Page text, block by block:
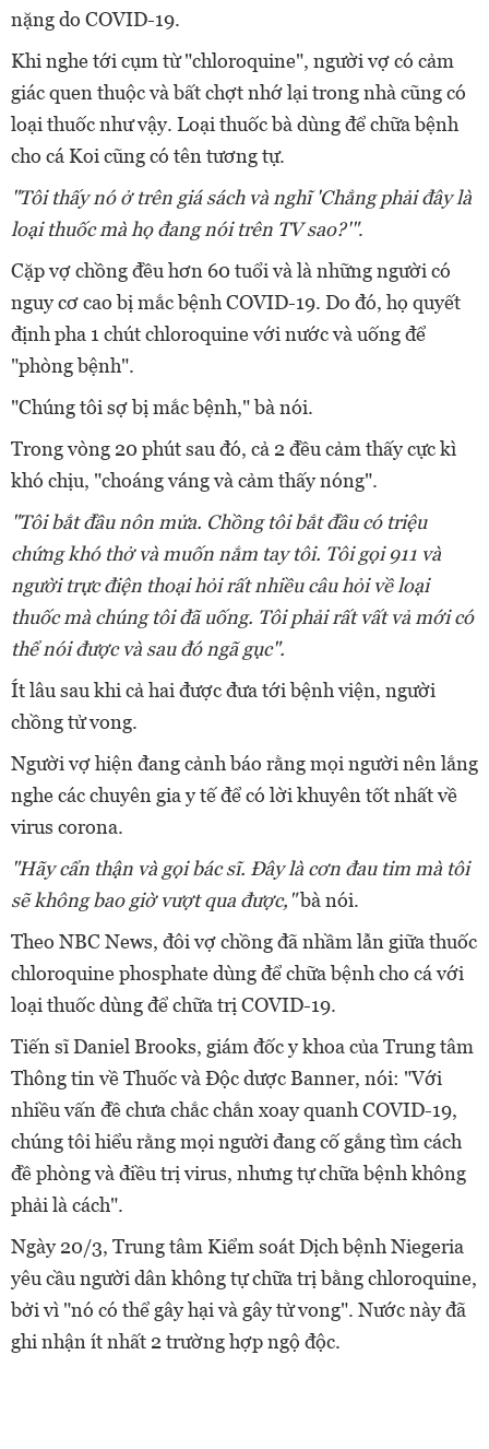
nặng do COVID-19.
Khi nghe tới cụm từ "chloroquine", người vợ có cảm
giác quen thuộc và bất chợt nhớ lại trong nhà cũng có
loại thuốc như vậy. Loại thuốc bà dùng để chữa bệnh
cho cá Koi cũng có tên tương tự.
"Tôi thấy nó ở trên giá sách và nghĩ 'Chẳng phải đây là
loại thuốc mà họ đang nói trên TV sao?'".
Cặp vợ chồng đều hơn 60 tuổi và là những người có
nguy cơ cao bị mắc bệnh COVID-19. Do đó, họ quyết
định pha 1 chút chloroquine với nước và uống để
"phòng bệnh".
"Chúng tôi sợ bị mắc bệnh," bà nói.
Trong vòng 20 phút sau đó, cả 2 đều cảm thấy cực kì
khó chịu, "choáng váng và cảm thấy nóng".
"Tôi bắt đầu nôn mửa. Chồng tôi bắt đầu có triệu
chứng khó thở và muốn nắm tay tôi. Tôi gọi 911 và
người trực điện thoại hỏi rất nhiều câu hỏi về loại
thuốc mà chúng tôi đã uống. Tôi phải rất vất vả mới có
thể nói được và sau đó ngã gục".
Ít lâu sau khi cả hai được đưa tới bệnh viện, người
chồng tử vong.
Người vợ hiện đang cảnh báo rằng mọi người nên lắng
nghe các chuyên gia y tế để có lời khuyên tốt nhất về
virus corona.
"Hãy cẩn thận và gọi bác sĩ. Đây là cơn đau tim mà tôi
sẽ không bao giờ vượt qua được,"bà nói.
Theo NBC News, đôi vợ chồng đã nhầm lẫn giữa thuốc
chloroquine phosphate dùng để chữa bệnh cho cá với
loại thuốc dùng để chữa trị COVID-19.
Tiến sĩ Daniel Brooks, giám đốc y khoa của Trung tâm
Thông tin về Thuốc và Độc dược Banner, nói: "Với
nhiều vấn đề chưa chắc chắn xoay quanh COVID-19,
chúng tôi hiểu rằng mọi người đang cố gắng tìm cách
đề phòng và điều trị virus, nhưng tự chữa bệnh không
phải là cách".
Ngày 20/3, Trung tâm Kiểm soát Dịch bệnh Niegeria
yêu cầu người dân không tự chữa trị bằng chloroquine,
bởi vì "nó có thể gây hại và gây tử vong". Nước này đã
ghi nhận ít nhất 2 trường hợp ngộ độc.